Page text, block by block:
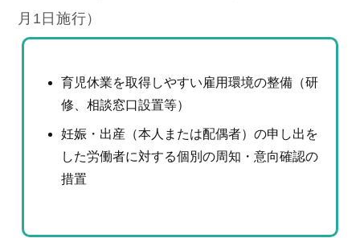
月1日施行）
育児休業を取得しやすい雇用環境の整備（研
修、相談窓口設置等）
妊娠・出産（本人または配偶者）の申し出を
した労働者に対する個別の周知・意向確認の
措置